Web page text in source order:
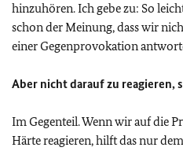
hinzuhören. Ich gebe zu: So
schon der Meinung, dass wir
einer Gegenprovokation
Aber nicht darauf zu reagieren,
Im Gegenteil. Wenn wir auf die
Härte reagieren, hilft das nur